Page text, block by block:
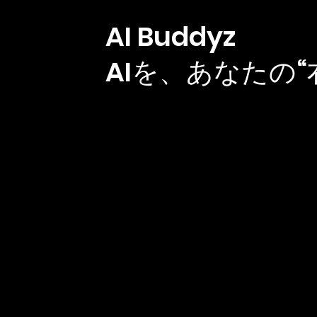
AI Buddyz
AIを、あなたの“